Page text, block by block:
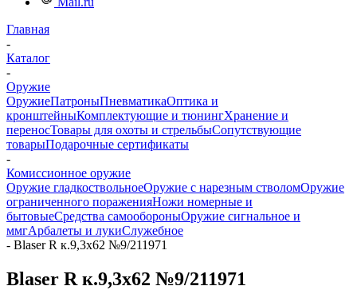
Главная
-
Каталог
-
Оружие
ОружиеПатроныПневматикаОптика и
кронштейныКомплектующие и тюнингХранение и
переносТовары для охоты и стрельбыСопутствующие
товарыПодарочные сертификаты
-
Комиссионное оружие
Оружие гладкоствольноеОружие с нарезным стволомОружие
ограниченного пораженияНожи номерные и
бытовыеСредства самообороныОружие сигнальное и
ммгАрбалеты и лукиСлужебное
- Blaser R к.9,3х62 №9/211971
Blaser R к.9,3х62 №9/211971